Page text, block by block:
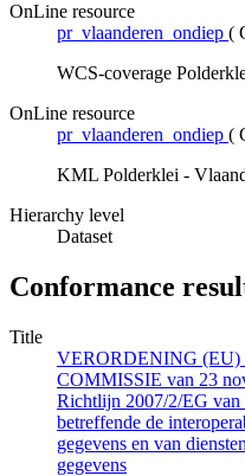
OnLine resource
pr_vlaanderen_ondiep (
WCS-coverage
OnLine resource
pr_vlaanderen_ondiep (
KML Polderklei -
Hierarchy level
Dataset
Conformance
Title
VERORDENING (EU)
COMMISSIE van 23
Richtlijn 2007/2/EG van
betreffende de
gegevens en van
gegevens